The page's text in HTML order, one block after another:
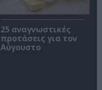
25 αναγνωστικές
προτάσεις για τον
Αύγουστο